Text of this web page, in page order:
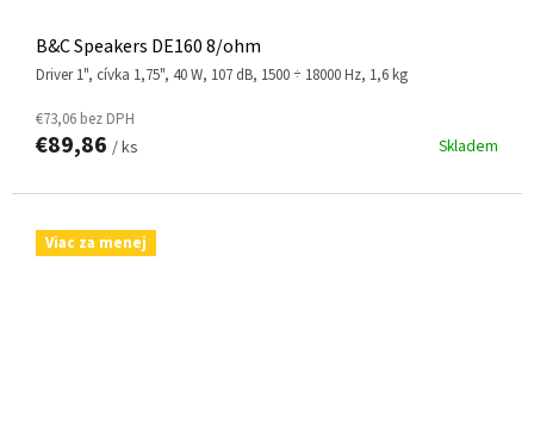
B&C Speakers DE160 8/ohm
driver 1", cívka 1,75", 40 W, 107 dB, 1500 ÷ 18000 Hz, 1,6 kg
Skladem
€73,06 bez DPH
€89,86 / ks
Viac za menej